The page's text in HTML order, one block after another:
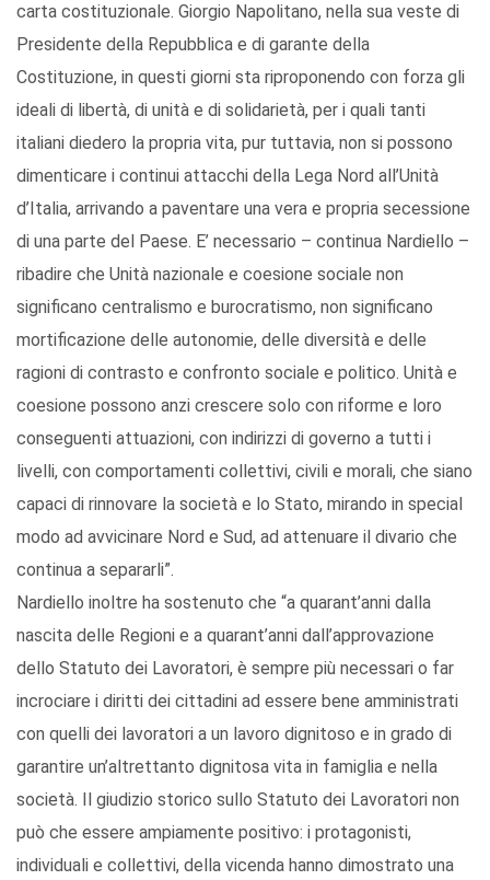
carta costituzionale. Giorgio Napolitano, nella sua veste di
Presidente della Repubblica e di garante della
Costituzione, in questi giorni sta riproponendo con forza gli
ideali di libertà, di unità e di solidarietà, per i quali tanti
italiani diedero la propria vita, pur tuttavia, non si possono
dimenticare i continui attacchi della Lega Nord all’Unità
d’Italia, arrivando a paventare una vera e propria secessione
di una parte del Paese. E’ necessario – continua Nardiello –
ribadire che Unità nazionale e coesione sociale non
significano centralismo e burocratismo, non significano
mortificazione delle autonomie, delle diversità e delle
ragioni di contrasto e confronto sociale e politico. Unità e
coesione possono anzi crescere solo con riforme e loro
conseguenti attuazioni, con indirizzi di governo a tutti i
livelli, con comportamenti collettivi, civili e morali, che siano
capaci di rinnovare la società e lo Stato, mirando in special
modo ad avvicinare Nord e Sud, ad attenuare il divario che
continua a separarli”.
Nardiello inoltre ha sostenuto che “a quarant’anni dalla
nascita delle Regioni e a quarant’anni dall’approvazione
dello Statuto dei Lavoratori, è sempre più necessari o far
incrociare i diritti dei cittadini ad essere bene amministrati
con quelli dei lavoratori a un lavoro dignitoso e in grado di
garantire un’altrettanto dignitosa vita in famiglia e nella
società. Il giudizio storico sullo Statuto dei Lavoratori non
può che essere ampiamente positivo: i protagonisti,
individuali e collettivi, della vicenda hanno dimostrato una